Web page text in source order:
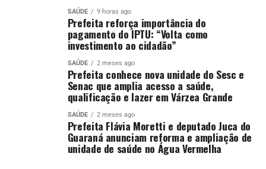
SAÚDE 9 horas ago
Prefeita reforça importância do
pagamento do IPTU: “Volta como
investimento ao cidadão”
SAÚDE 2 meses ago
Prefeita conhece nova unidade do Sesc e
Senac que amplia acesso a saúde,
qualificação e lazer em Várzea Grande
SAÚDE 2 meses ago
Prefeita Flávia Moretti e deputado Juca do
Guaraná anunciam reforma e ampliação de
unidade de saúde no Água Vermelha